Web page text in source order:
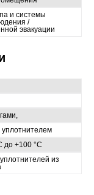
и системы
/
эвакуации
до +100 °C
из